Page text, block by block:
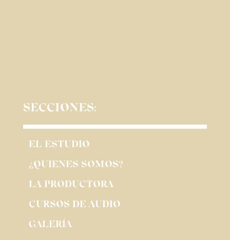
SECCIONES:
EL ESTUDIO
¿QUIENES SOMOS?
LA PRODUCTORA
CURSOS DE AUDIO
GALERÍA